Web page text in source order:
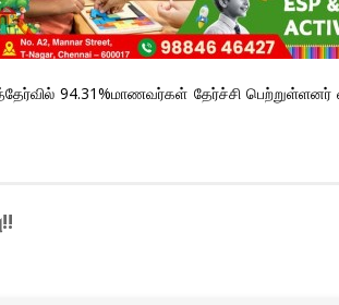
94.31%மாணவர்கள் தேர்ச்சி